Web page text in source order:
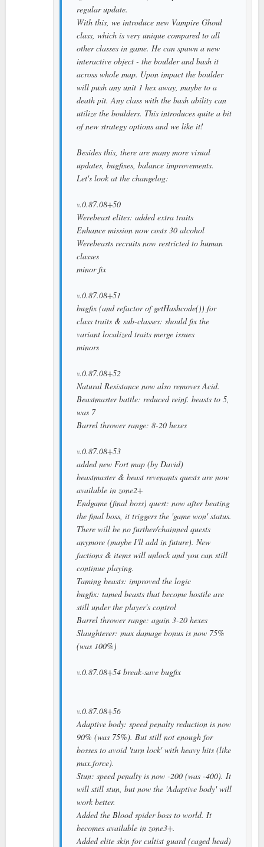
regular update.
With this, we introduce new Vampire Ghoul
class, which is very unique compared to all
other classes in game. He can spawn a new
interactive object - the boulder and bash it
across whole map. Upon impact the boulder
will push any unit 1 hex away, maybe to a
death pit. Any class with the bash ability can
utilize the boulders. This introduces quite a bit
of new strategy options and we like it!
Besides this, there are many more visual
updates, bugfixes, balance improvements.
Let's look at the changelog:
v.0.87.08+50
Werebeast elites: added extra traits
Enhance mission now costs 30 alcohol
Werebeasts recruits now restricted to human
classes
minor fix
v.0.87.08+51
bugfix (and refactor of getHashcode()) for
class traits & sub-classes: should fix the
variant localized traits merge issues
minors
v.0.87.08+52
Natural Resistance now also removes Acid.
Beastmaster battle: reduced reinf. beasts to 5,
was 7
Barrel thrower range: 8-20 hexes
v.0.87.08+53
added new Fort map (by David)
beastmaster & beast revenants quests are now
available in zone2+
Endgame (final boss) quest: now after beating
the final boss, it triggers the 'game won' status.
There will be no further/chainned quests
anymore (maybe I'll add in future). New
factions & items will unlock and you can still
continue playing.
Taming beasts: improved the logic
bugfix: tamed beasts that become hostile are
still under the player's control
Barrel thrower range: again 3-20 hexes
Slaughterer: max damage bonus is now 75%
(was 100%)
v.0.87.08+54 break-save bugfix
v.0.87.08+56
Adaptive body: speed penalty reduction is now
90% (was 75%). But still not enough for
bosses to avoid 'turn lock' with heavy hits (like
max.force).
Stun: speed penalty is now -200 (was -400). It
will still stun, but now the 'Adaptive body' will
work better.
Added the Blood spider boss to world. It
becomes available in zone3+.
Added elite skin for cultist guard (caged head)